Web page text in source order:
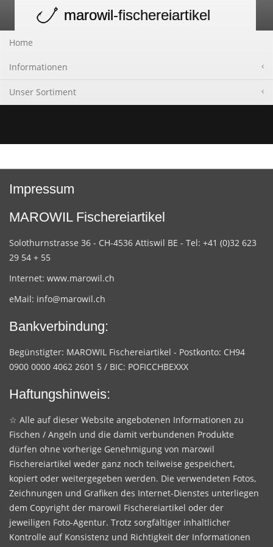
navigation
marowil-fischereiartikel
Home
Informationen
Unser Sortiment
Impressum
MAROWIL Fischereiartikel
Solothurnstrasse 36 - CH-4536 Attiswil BE - Tel: +41 (0)32 623
29 54 + 55
Internet: www.marowil.ch
eMail: info@marowil.ch
Bankverbindung:
Begünstigter: MAROWIL Fischereiartikel - Postkonto: CH94
0900 0000 4062 2601 5 / BIC: POFICCHBEXXX
Haftungshinweis:
☆ Alle auf dieser Website angebotenen Informationen zu
Fischen / Angeln und die damit verbundenen Produkte
dürfen ohne vorherige Genehmigung von marowil
Fischereiartikel weder ganz noch teilweise gespeichert,
kopiert oder weitergegeben werden. Die verwendeten Fotos,
Zeichnungen und Grafiken des Internet-Dienstes unterliegen
dem Copyright der marowil Fischereiartikel oder der
jeweiligen Foto-Agentur. Trotz sorgfältiger inhaltlicher
Kontrolle auf Konsistenz und Richtigkeit der Informationen